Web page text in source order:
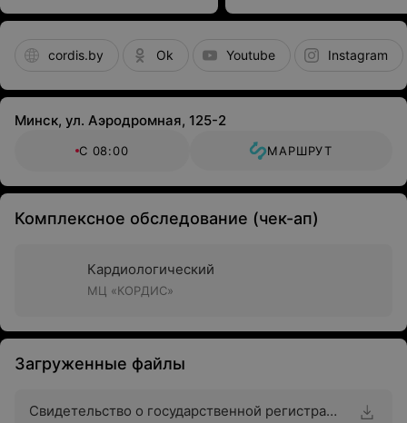
cordis.by Ok Youtube Instagram
Минск, ул. Аэродромная, 125-2
С 08:00 МАРШРУТ
Комплексное обследование (чек-ап)
Кардиологический
МЦ «КОРДИС»
Загруженные файлы
Свидетельство о государственной регистрации